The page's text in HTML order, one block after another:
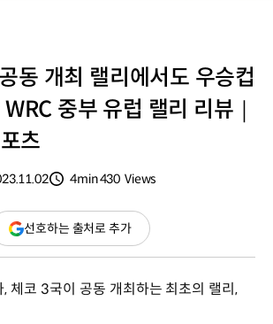
동 개최 랠리에서도 우승컵
중부 유럽 랠리 리뷰｜
츠
4min430 Views
선호하는 출처로 추가(새
창
체코 3국이 공동 개최하는 최초의 랠리,